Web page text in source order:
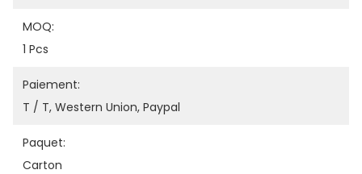
MOQ:
1 Pcs
Paiement:
T / T, Western Union, Paypal
Paquet:
Carton